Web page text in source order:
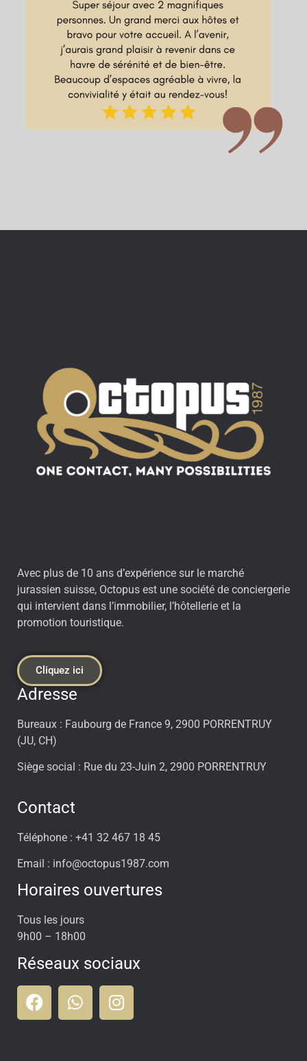
Avec plus de 10 ans d’expérience sur le marché
jurassien suisse, Octopus est une société de conciergerie
qui intervient dans l’immobilier, l’hôtellerie et la
promotion touristique.
Cliquez ici
Adresse
Bureaux : Faubourg de France 9, 2900 PORRENTRUY
(JU, CH)
Siège social : Rue du 23-Juin 2, 2900 PORRENTRUY
Contact
Téléphone : +41 32 467 18 45
Email : info@octopus1987.com
Horaires ouvertures
Tous les jours
9h00 – 18h00
Réseaux sociaux